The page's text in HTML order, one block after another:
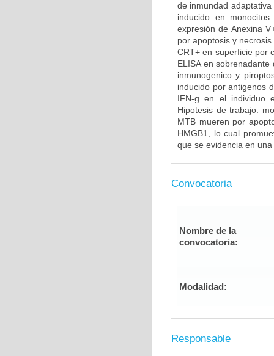
de inmundad
inducido en
expresión de Anexina
por apoptosis y
CRT+ en superficie por
ELISA en
inmunogenico y
inducido por antigenos
IFN-g en el individuo
Hipotesis de trabajo:
MTB mueren por
HMGB1, lo cual
que se evidencia en
Convocatoria
Nombre de la
convocatoria:
Modalidad:
Responsable